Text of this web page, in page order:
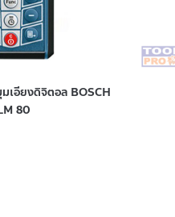
มเอียงดิจิตอล BOSCH
80